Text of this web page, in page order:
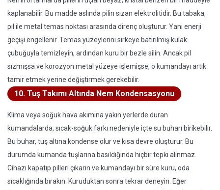
kaplanabilir. Bu madde aslında pilin sızan elektrolitidir. Bu tabaka,
pil ile metal temas noktası arasında direnç oluşturur. Yani enerji
geçişi engellenir. Temas yüzeylerini sirkeye batırılmış kulak
çubuğuyla temizleyin, ardından kuru bir bezle silin. Ancak pil
sızmışsa ve korozyon metal yüzeye işlemişse, o kumandayı artık
tamir etmek yerine değiştirmek gerekebilir.
10. Tuş Takımı Altında Nem Kondensasyonu
Klima veya soğuk hava akımına yakın yerlerde duran
kumandalarda, sıcak-soğuk farkı nedeniyle içte su buharı birikebilir.
Bu buhar, tuş altına kondense olur ve kısa devre oluşturur. Bu
durumda kumanda tuşlarına basıldığında hiçbir tepki alınmaz.
Cihazı kapatıp pilleri çıkarın ve kumandayı bir süre kuru, oda
sıcaklığında bırakın. Kuruduktan sonra tekrar deneyin. Eğer